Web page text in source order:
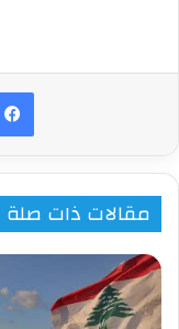
مقالات ذات صلة